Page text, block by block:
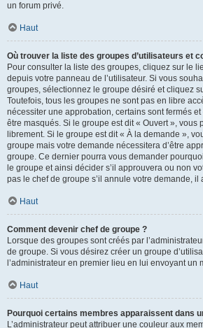
un forum privé.
Haut
Où trouver la liste des groupes d’utilisateurs et
Pour consulter la liste des groupes, cliquez sur le
depuis votre panneau de l’utilisateur. Si vous
groupes, sélectionnez le groupe désiré et cliquez
Toutefois, tous les groupes ne sont pas en libre
nécessiter une approbation, certains sont fermés et
être masqués. Si le groupe est dit « Ouvert », vous
librement. Si le groupe est dit « À la demande »,
groupe mais votre demande nécessitera d’être
groupe. Ce dernier pourra vous demander
le groupe et ainsi décider s’il approuvera ou non
pas le chef de groupe s’il annule votre demande, il
Haut
Comment devenir chef de groupe ?
Lorsque des groupes sont créés par
de groupe. Si vous désirez créer un groupe
l’administrateur en premier lieu en lui envoyant un
Haut
Pourquoi certains membres apparaissent dans
L’administrateur peut attribuer une couleur aux